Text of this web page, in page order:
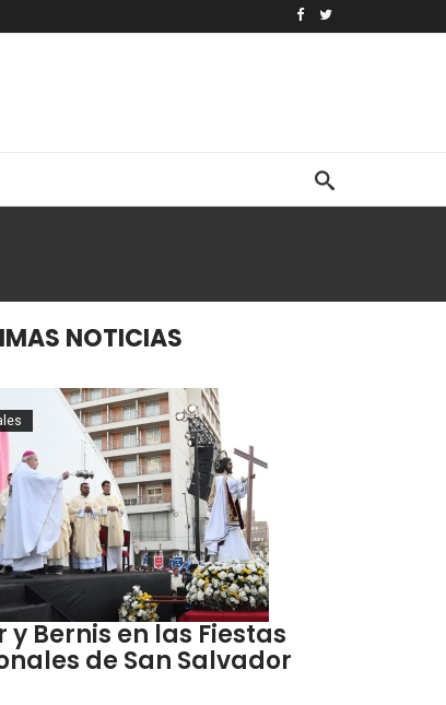
NOTICIAS
y Bernis en las Fiestas
de San Salvador